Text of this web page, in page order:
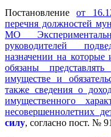
Постановлениеот
перечня должностей
МО
руководителей
назначении на
обязаны
имуществе и
также сведения о
имущественного
несовершеннолетних
силу, согласно пост. №